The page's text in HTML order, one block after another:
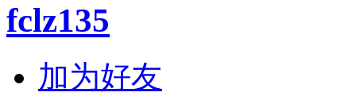
fclz135
加为好友